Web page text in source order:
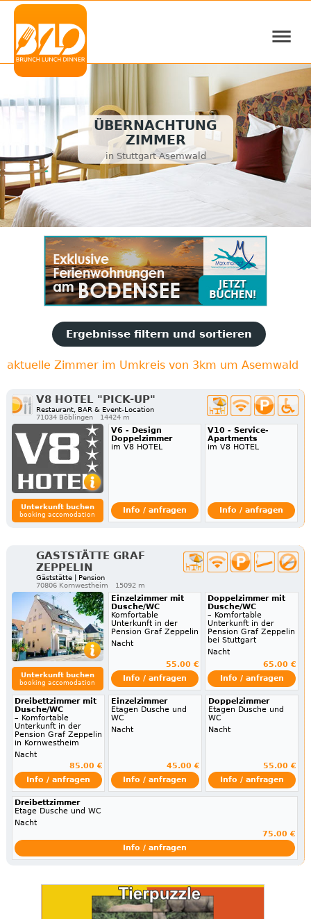
≡
ÜBERNACHTUNG
ZIMMER
in Stuttgart Asemwald
Ergebnisse filtern und sortieren
aktuelle Zimmer im Umkreis von 3km um Asemwald
V8 HOTEL "PICK-UP"
Restaurant, BAR & Event-Location
71034 Böblingen
14424 m
Unterkunft buchen
booking accomodation
V6 - Design
Doppelzimmer
im V8 HOTEL
Info / anfragen
V10 - Service-
Apartments
im V8 HOTEL
Info / anfragen
GASTSTÄTTE GRAF
ZEPPELIN
Gäststätte | Pension
70806 Kornwestheim
15092 m
Unterkunft buchen
booking accomodation
Einzelzimmer mit
Dusche/WC
Komfortable
Unterkunft in der
Pension Graf Zeppelin
Nacht
55.00 €
Info / anfragen
Doppelzimmer mit
Dusche/WC
– Komfortable
Unterkunft in der
Pension Graf Zeppelin
bei Stuttgart
Nacht
65.00 €
Info / anfragen
Dreibettzimmer mit
Dusche/WC
– Komfortable
Unterkunft in der
Pension Graf Zeppelin
in Kornwestheim
Nacht
85.00 €
Info / anfragen
Einzelzimmer
Etagen Dusche und
WC
Nacht
45.00 €
Info / anfragen
Doppelzimmer
Etagen Dusche und
WC
Nacht
55.00 €
Info / anfragen
Dreibettzimmer
Etage Dusche und WC
Nacht
75.00 €
Info / anfragen